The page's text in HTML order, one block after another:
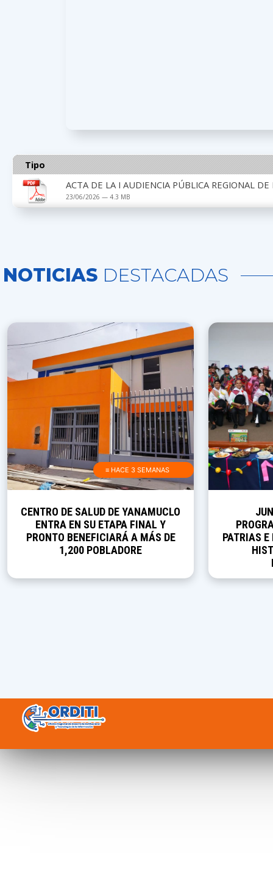
Tipo
ACTA DE LA I AUDIENCIA PÚBLICA REGIONAL
23/06/2026 — 4.3 MB
NOTICIAS DESTACADAS
≡ HACE 3 SEMANAS
CENTRO DE SALUD DE YANAMUCLO
ENTRA EN SU ETAPA FINAL Y
PRONTO BENEFICIARÁ A MÁS DE
1,200 POBLADORE
PATRIAS